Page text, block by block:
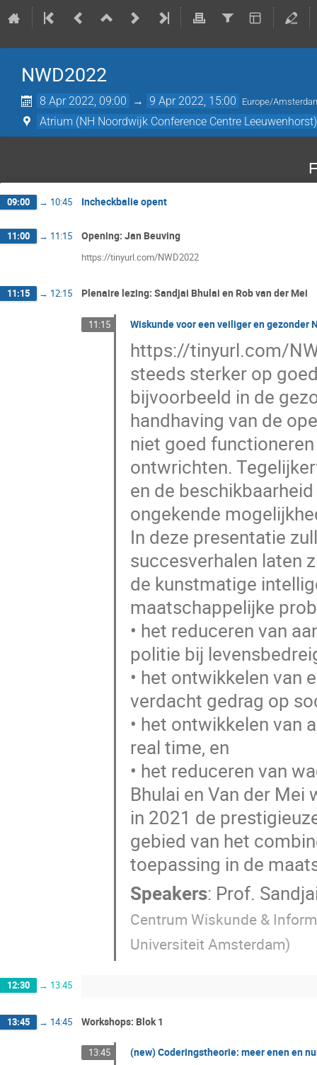
NWD2022
8 Apr 2022, 09:00 → 9 Apr 2022, 15:00 Europe/
Atrium (NH Noordwijk Conference Centre Leeuwenhorst)
09:00 → 10:45 Incheckbalie opent
11:00 → 11:15 Opening: Jan Beuving
https://tinyurl.com/NWD2022
11:15 → 12:15 Plenaire lezing: Sandjai Bhulai en Rob van der Mei
11:15 Wiskunde voor een veiliger en gezonder
https://tinyurl.com/
steeds sterker op
bijvoorbeeld in de
handhaving van de
niet goed
ontwrichten.
en de
ongekende
In deze presentatie
succesverhalen laten
de kunstmatige
maatschappelijke
• het reduceren van
politie bij
• het ontwikkelen van
verdacht gedrag op
• het ontwikkelen van
real time, en
• het reduceren van
Bhulai en Van der Mei
in 2021 de
gebied van het
toepassing in de
Speakers: Prof.
Centrum Wiskunde &
Universiteit Amsterdam)
12:30 → 13:45
13:45 → 14:45 Workshops: Blok 1
13:45 (new) Coderingstheorie: meer enen en